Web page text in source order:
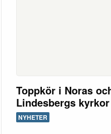
Toppkör i Noras
Lindesbergs kyrkor
NYHETER